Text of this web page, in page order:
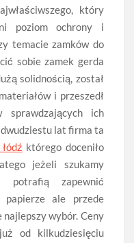
który
poziom ochrony i
temacie zamków do
sobie zamek gerda
solidnością, został
i przeszedł
sprawdzających ich
lat firma ta
którego doceniło
jeżeli szukamy
potrafią zapewnić
ale przede
wybór. Ceny
od kilkudziesięciu